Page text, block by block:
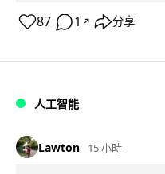
87 1 ↗ 分享
人工智能
Lawton 15 小時